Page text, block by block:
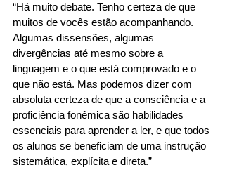
“Há muito debate. Tenho certeza de que
muitos de vocês estão acompanhando.
Algumas dissensões, algumas
divergências até mesmo sobre a
linguagem e o que está comprovado e o
que não está. Mas podemos dizer com
absoluta certeza de que a consciência e a
proficiência fonêmica são habilidades
essenciais para aprender a ler, e que todos
os alunos se beneficiam de uma instrução
sistemática, explícita e direta.”